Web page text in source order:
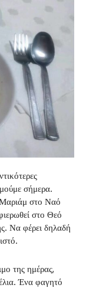
σήμερα.
Μαριάμ στο Ναό
στο Θεό
Να φέρει δηλαδή
της ημέρας,
Ένα φαγητό